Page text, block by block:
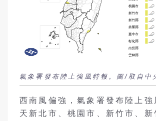
氣象署發布陸上強風特報。圖/取自中
西南風偏強，氣象署發布陸上強
天新北市、桃園市、新竹市、新